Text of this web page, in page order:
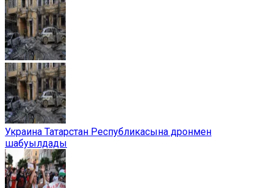
Украина Татарстан Республикасына дронмен
шабуылдады